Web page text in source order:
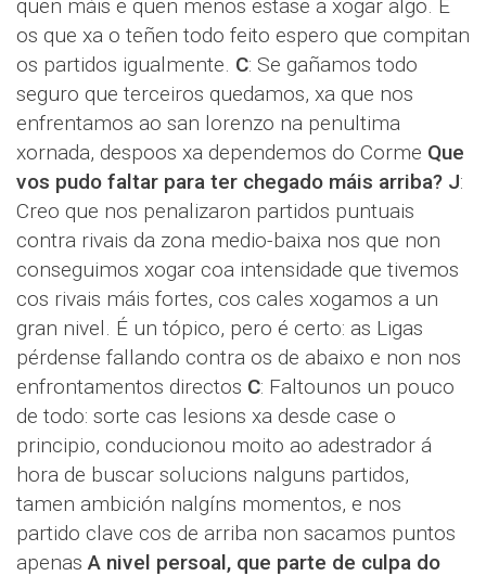
quen máis e quen menos estase a xogar algo. E
os que xa o teñen todo feito espero que compitan
os partidos igualmente. C: Se gañamos todo
seguro que terceiros quedamos, xa que nos
enfrentamos ao san lorenzo na penultima
xornada, despoos xa dependemos do Corme Que
vos pudo faltar para ter chegado máis arriba? J:
Creo que nos penalizaron partidos puntuais
contra rivais da zona medio-baixa nos que non
conseguimos xogar coa intensidade que tivemos
cos rivais máis fortes, cos cales xogamos a un
gran nivel. É un tópico, pero é certo: as Ligas
pérdense fallando contra os de abaixo e non nos
enfrontamentos directos C: Faltounos un pouco
de todo: sorte cas lesions xa desde case o
principio, conducionou moito ao adestrador á
hora de buscar solucions nalguns partidos,
tamen ambición nalgíns momentos, e nos
partido clave cos de arriba non sacamos puntos
apenasA nivel persoal, que parte de culpa do